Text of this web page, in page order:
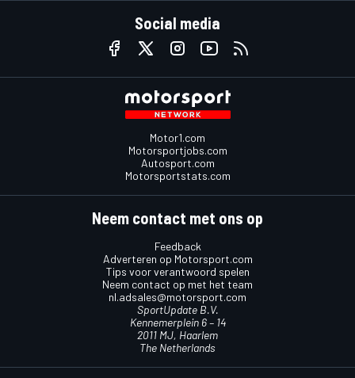
Social media
Motor1.com
Motorsportjobs.com
Autosport.com
Motorsportstats.com
Neem contact met ons op
Feedback
Adverteren op Motorsport.com
Tips voor verantwoord spelen
Neem contact op met het team
nl.adsales@motorsport.com
SportUpdate B.V.
Kennemerplein 6 – 14
2011 MJ, Haarlem
The Netherlands